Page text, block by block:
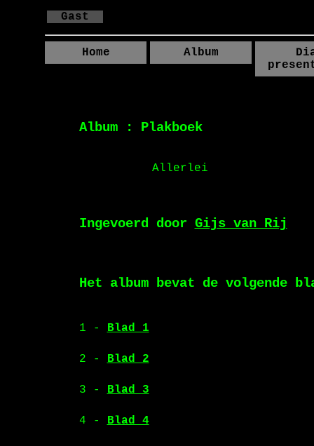
Gast
Home Album
Album : Plakboek
Allerlei
Ingevoerd door Gijs van Rij
Het album bevat de volgende
1 - Blad 1
2 - Blad 2
3 - Blad 3
4 - Blad 4